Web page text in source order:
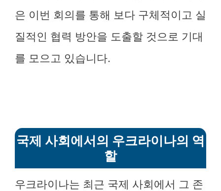
은 이번 회의를 통해 보다 구체적이고 실
질적인 협력 방안을 도출할 것으로 기대
를 모으고 있습니다.
국제 사회에서의 우크라이나의 역
할
우크라이나는 최근 국제 사회에서 그 존